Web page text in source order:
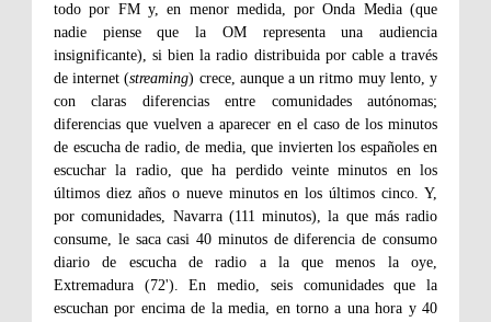
todo por FM y, en menor medida, por Onda Media (que
nadie piense que la OM representa una audiencia
insignificante), si bien la radio distribuida por cable a través
de internet (streaming) crece, aunque a un ritmo muy lento, y
con claras diferencias entre comunidades autónomas;
diferencias que vuelven a aparecer en el caso de los minutos
de escucha de radio, de media, que invierten los españoles en
escuchar la radio, que ha perdido veinte minutos en los
últimos diez años o nueve minutos en los últimos cinco. Y,
por comunidades, Navarra (111 minutos), la que más radio
consume, le saca casi 40 minutos de diferencia de consumo
diario de escucha de radio a la que menos la oye,
Extremadura (72'). En medio, seis comunidades que la
escuchan por encima de la media, en torno a una hora y 40